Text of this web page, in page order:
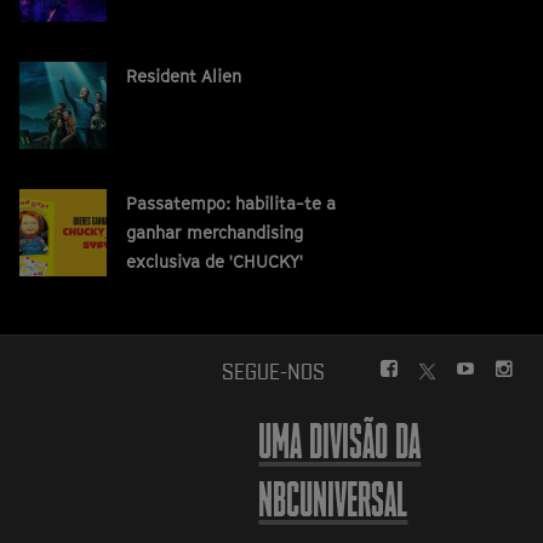
Resident Alien
Passatempo: habilita-te a
ganhar merchandising
exclusiva de 'CHUCKY'
SEGUE-NOS
FACEBOOK
YOUTUBE
UMA DIVISÃO DA
NBCUNIVERSAL